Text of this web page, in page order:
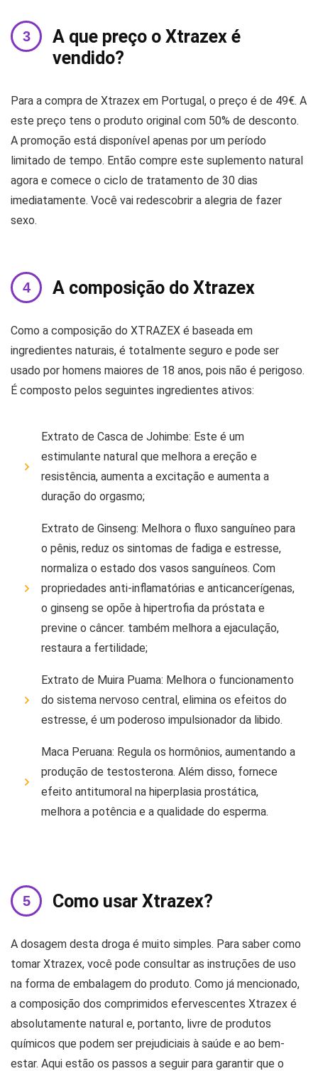
A que preço o Xtrazex é
vendido?
Para a compra de Xtrazex em Portugal, o preço é de 49€. A
este preço tens o produto original com 50% de desconto.
A promoção está disponível apenas por um período
limitado de tempo. Então compre este suplemento natural
agora e comece o ciclo de tratamento de 30 dias
imediatamente. Você vai redescobrir a alegria de fazer
sexo.
A composição do Xtrazex
Como a composição do XTRAZEX é baseada em
ingredientes naturais, é totalmente seguro e pode ser
usado por homens maiores de 18 anos, pois não é perigoso.
É composto pelos seguintes ingredientes ativos:
Extrato de Casca de Johimbe: Este é um
estimulante natural que melhora a ereção e
resistência, aumenta a excitação e aumenta a
duração do orgasmo;
Extrato de Ginseng: Melhora o fluxo sanguíneo para
o pênis, reduz os sintomas de fadiga e estresse,
normaliza o estado dos vasos sanguíneos. Com
propriedades anti-inflamatórias e anticancerígenas,
o ginseng se opõe à hipertrofia da próstata e
previne o câncer. também melhora a ejaculação,
restaura a fertilidade;
Extrato de Muira Puama: Melhora o funcionamento
do sistema nervoso central, elimina os efeitos do
estresse, é um poderoso impulsionador da libido.
Maca Peruana: Regula os hormônios, aumentando a
produção de testosterona. Além disso, fornece
efeito antitumoral na hiperplasia prostática,
melhora a potência e a qualidade do esperma.
Como usar Xtrazex?
A dosagem desta droga é muito simples. Para saber como
tomar Xtrazex, você pode consultar as instruções de uso
na forma de embalagem do produto. Como já mencionado,
a composição dos comprimidos efervescentes Xtrazex é
absolutamente natural e, portanto, livre de produtos
químicos que podem ser prejudiciais à saúde e ao bem-
estar. Aqui estão os passos a seguir para garantir que o